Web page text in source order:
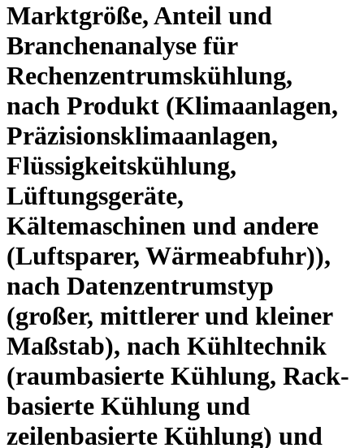
Marktgröße, Anteil und
Branchenanalyse für
Rechenzentrumskühlung,
nach Produkt (Klimaanlagen,
Präzisionsklimaanlagen,
Flüssigkeitskühlung,
Lüftungsgeräte,
Kältemaschinen und andere
(Luftsparer, Wärmeabfuhr)),
nach Datenzentrumstyp
(großer, mittlerer und kleiner
Maßstab), nach Kühltechnik
(raumbasierte Kühlung, Rack-
basierte Kühlung und
zeilenbasierte Kühlung) und